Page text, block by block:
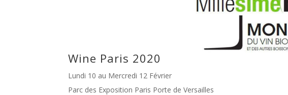
Wine Paris 2020
Lundi 10 au Mercredi 12 Février
Parc des Exposition Paris Porte de Versailles